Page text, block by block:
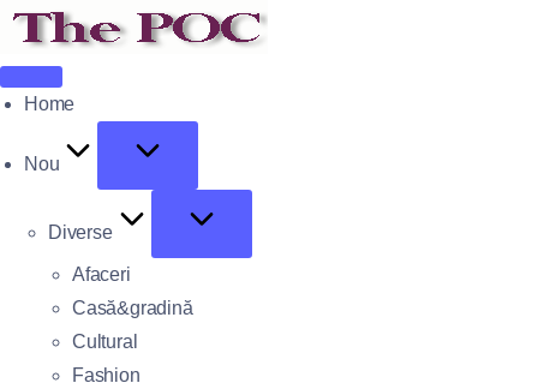
Home
Nou
Diverse
Afaceri
Casă&gradină
Cultural
Fashion